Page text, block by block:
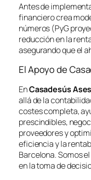
Antes de
financiero crea
números (PyG
reducción en la
asegurando que el
El Apoyo de
EnCasadesús
allá de la
costes completa,
prescindibles,
proveedores y
eficiencia y la
Barcelona. Somos
en la toma de